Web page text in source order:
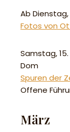
Ab Dienstag,
Fotos von
Samstag, 15.
Dom
Spuren der
Offene
März